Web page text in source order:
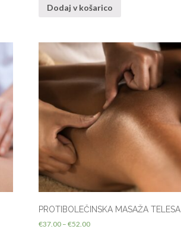
Dodaj v košarico
PROTIBOLEČINSKA MASAŽA TELESA
€37.00 –€52.00